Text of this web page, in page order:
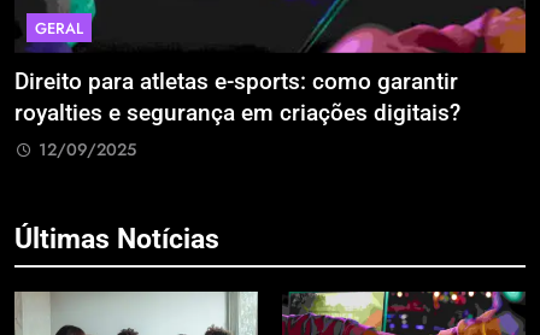
GERAL
Direito para atletas e-sports: como garantir
royalties e segurança em criações digitais?
12/09/2025
Últimas Notícias